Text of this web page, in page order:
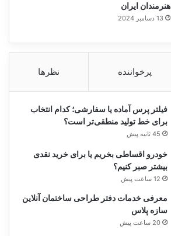
هنرمندان ایران
13 دسامبر 2024
پرخواننده نظرها
فیلتر پرس آماده یا سفارشی؛ کدام انتخاب
برای خط تولید منطقی‌تر است؟
45 ثانیه پیش
خودرو اقساطی بخریم یا برای خرید نقدی
بیشتر صبر کنیم؟
12 ساعت پیش
معرفی خدمات دفتر طراحی ساختمان آنلاین
سازه پلاس
20 ساعت پیش